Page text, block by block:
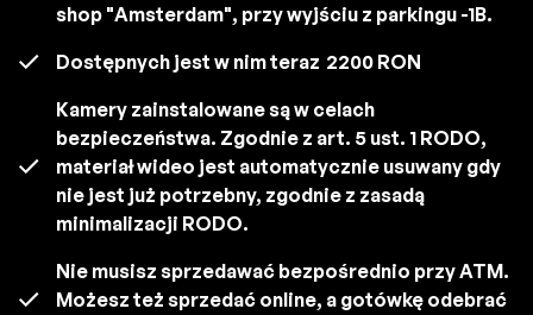
shop "Amsterdam", przy wyjściu z parkingu -1B.
Dostępnych jest w nim teraz 2200 RON
Kamery zainstalowane są w celach
bezpieczeństwa. Zgodnie z art. 5 ust. 1 RODO,
materiał wideo jest automatycznie usuwany gdy
nie jest już potrzebny, zgodnie z zasadą
minimalizacji RODO.
Nie musisz sprzedawać bezpośrednio przy ATM.
Możesz też sprzedać online, a gotówkę odebrać